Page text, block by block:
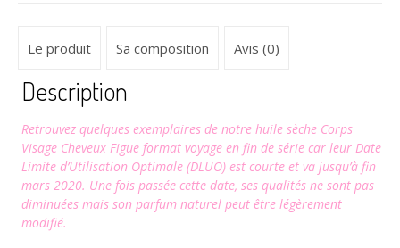
Le produit Sa composition Avis (0)
Description
Retrouvez quelques exemplaires de notre huile sèche Corps
Visage Cheveux Figue format voyage en fin de série car leur Date
Limite d’Utilisation Optimale (DLUO) est courte et va jusqu’à fin
mars 2020. Une fois passée cette date, ses qualités ne sont pas
diminuées mais son parfum naturel peut être légèrement
modifié.